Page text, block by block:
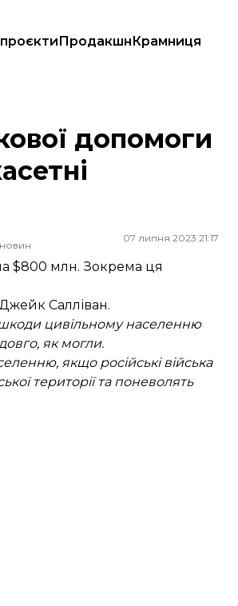
ПродакшнКрамниця
допомоги
07 липня 2023 21:17
$800 млн. Зокрема ця
Салліван.
цивільному населенню
як могли.
якщо російські війська
території та поневолять